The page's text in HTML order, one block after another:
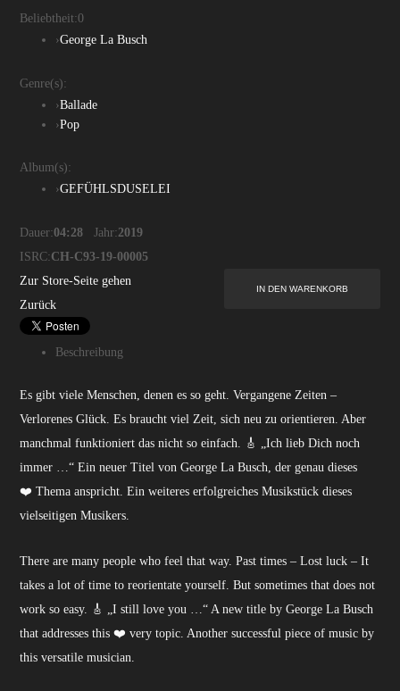
Beliebtheit:0
›George La Busch
Genre(s):
›Ballade
›Pop
Album(s):
›GEFÜHLSDUSELEI
Dauer:04:28 Jahr:2019
ISRC:CH-C93-19-00005
Zur Store-Seite gehen
Zurück
Beschreibung
Es gibt viele Menschen, denen es so geht. Vergangene Zeiten –
Verlorenes Glück. Es braucht viel Zeit, sich neu zu orientieren. Aber
manchmal funktioniert das nicht so einfach. 🎸 „Ich lieb Dich noch
immer …“ Ein neuer Titel von George La Busch, der genau dieses
❤️ Thema anspricht. Ein weiteres erfolgreiches Musikstück dieses
vielseitigen Musikers.
There are many people who feel that way. Past times – Lost luck – It
takes a lot of time to reorientate yourself. But sometimes that does not
work so easy. 🎸 „I still love you …“ A new title by George La Busch
that addresses this ❤️ very topic. Another successful piece of music by
this versatile musician.